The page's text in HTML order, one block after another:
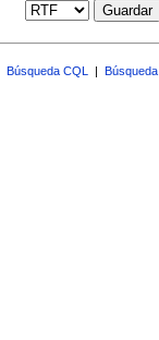
Guardar
Búsqueda CQL